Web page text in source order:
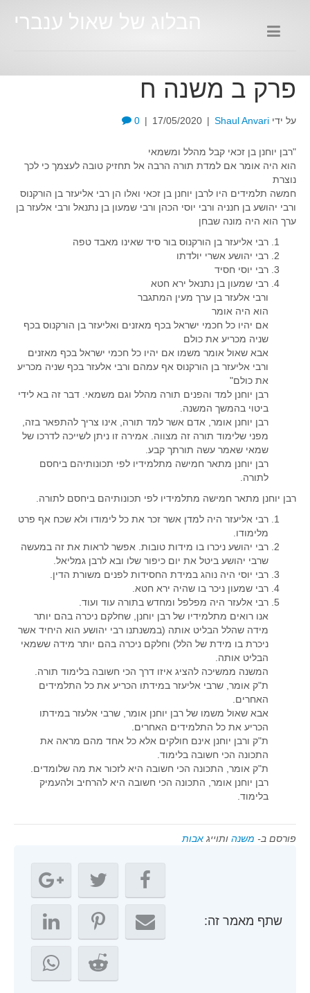
הבלוג של שאול ענברי
פרק ב משנה ח
על ידי Shaul Anvari
|
17/05/2020
|
0
"רבן יוחנן בן זכאי קבל מהלל ומשמאי
הוא היה אומר אם למדת תורה הרבה אל תחזיק טובה לעצמך כי לכך
נוצרת
חמשה תלמידים היו לרבן יוחנן בן זכאי ואלו הן רבי אליעזר בן הורקנוס
ורבי יהושע בן חנניה ורבי יוסי הכהן ורבי שמעון בן נתנאל ורבי אלעזר בן
ערך הוא היה מונה שבחן
רבי אליעזר בן הורקנוס בור סיד שאינו מאבד טפה
רבי יהושע אשרי יולדתו
רבי יוסי חסיד
רבי שמעון בן נתנאל ירא חטא
ורבי אלעזר בן ערך מעין המתגבר
הוא היה אומר
אם יהיו כל חכמי ישראל בכף מאזנים ואליעזר בן הורקנוס בכף
שניה מכריע את כולם
אבא שאול אומר משמו אם יהיו כל חכמי ישראל בכף מאזנים
ורבי אליעזר בן הורקנוס אף עמהם ורבי אלעזר בכף שניה מכריע
את כולם"
רבן יוחנן למד והפנים תורה מהלל וגם משמאי. דבר זה בא לידי
ביטוי בהמשך המשנה.
רבן יוחנן אומר, אדם אשר למד תורה, אינו צריך להתפאר בזה,
מפני שלימוד תורה זה מצווה. אמירה זו ניתן לשייכה לדרכו של
שמאי שאמר עשה תורתך קבע.
רבן יוחנן מתאר חמישה מתלמידיו לפי תכונותיהם ביחסם
לתורה.
רבן יוחנן מתאר חמישה מתלמידיו לפי תכונותיהם ביחסם לתורה.
רבי אליעזר היה למדן אשר זכר את כל לימודו ולא שכח אף פרט
מלימודו.
רבי יהושע ניכרו בו מידות טובות. אפשר לראות את זה במעשה
שרבי יהושע ביטל את יום כיפור שלו ובא לרבן גמליאל.
רבי יוסי היה נוהג במידת החסידות לפנים משורת הדין.
רבי שמעון ניכר בו שהיה ירא חטא.
רבי אלעזר היה מפלפל ומחדש בתורה עוד ועוד.
אנו רואים מתלמידיו של רבן יוחנן, שחלקם ניכרה בהם יותר
מידה שהלל הבליט אותה (במשנתנו רבי יהושע הוא היחיד אשר
ניכרת בו מידת של הלל) וחלקם ניכרה בהם יותר מידה ששמאי
הבליט אותה.
המשנה ממשיכה להציג איזו דרך הכי חשובה בלימוד תורה.
ת"ק אומר, שרבי אליעזר במידתו הכריע את כל התלמידים
האחרים.
אבא שאול משמו של רבן יוחנן אומר, שרבי אלעזר במידתו
הכריע את כל התלמידים האחרים.
ת"ק ורבן יוחנן אינם חולקים אלא כל אחד מהם מראה את
התכונה הכי חשובה בלימוד.
ת"ק אומר, התכונה הכי חשובה היא לזכור את מה שלומדים.
רבן יוחנן אומר, התכונה הכי חשובה היא להרחיב ולהעמיק
בלימוד.
פורסם ב- משנה ותוייג אבות
שתף מאמר זה: